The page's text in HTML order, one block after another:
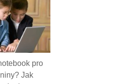
pro
Jak